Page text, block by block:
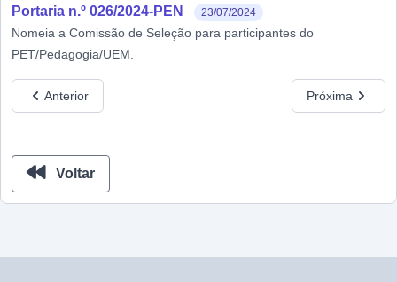
Portaria n.º 026/2024-PEN 23/07/2024
Nomeia a Comissão de Seleção para participantes do
PET/Pedagogia/UEM.
Anterior Próxima
Voltar